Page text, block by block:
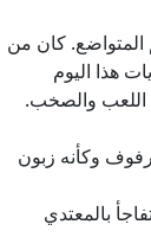
كان من
هذا اليوم
اللعب والصخب.
وكأنه زبون
بالمعتدي